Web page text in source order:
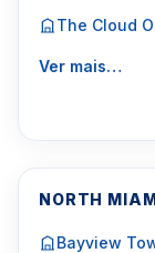
The Cloud
Ver mais…
NORTH
Bayview